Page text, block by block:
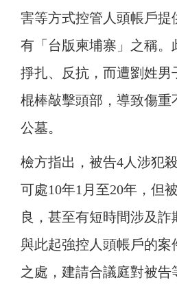
害等方式控管人頭帳戶提
有「台版柬埔寨」之稱。
掙扎、反抗，而遭劉姓男
棍棒敲擊頭部，導致傷重
公墓。
檢方指出，被告4人涉犯
可處10年1月至20年，但
良，甚至有短時間涉及
與此起強控人頭帳戶的案
之處，建請合議庭對被告